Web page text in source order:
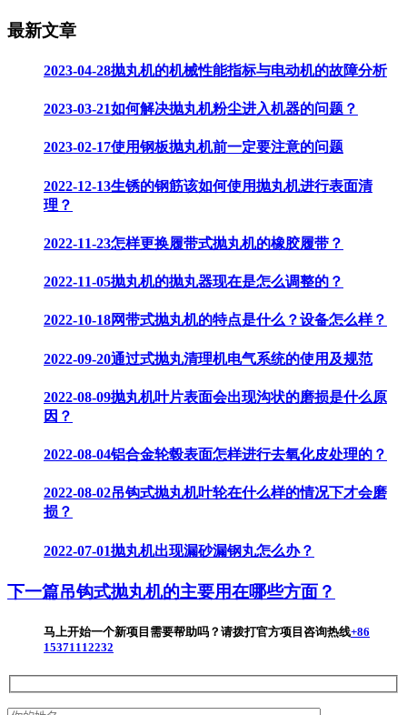
最新文章
2023-04-28抛丸机的机械性能指标与电动机的故障分析
2023-03-21如何解决抛丸机粉尘进入机器的问题？
2023-02-17使用钢板抛丸机前一定要注意的问题
2022-12-13生锈的钢筋该如何使用抛丸机进行表面清
理？
2022-11-23怎样更换履带式抛丸机的橡胶履带？
2022-11-05抛丸机的抛丸器现在是怎么调整的？
2022-10-18网带式抛丸机的特点是什么？设备怎么样？
2022-09-20通过式抛丸清理机电气系统的使用及规范
2022-08-09抛丸机叶片表面会出现沟状的磨损是什么原
因？
2022-08-04铝合金轮毂表面怎样进行去氧化皮处理的？
2022-08-02吊钩式抛丸机叶轮在什么样的情况下才会磨
损？
2022-07-01抛丸机出现漏砂漏钢丸怎么办？
下一篇吊钩式抛丸机的主要用在哪些方面？
马上开始一个新项目 需要帮助吗？请拨打官方项目咨询热线+86
15371112232